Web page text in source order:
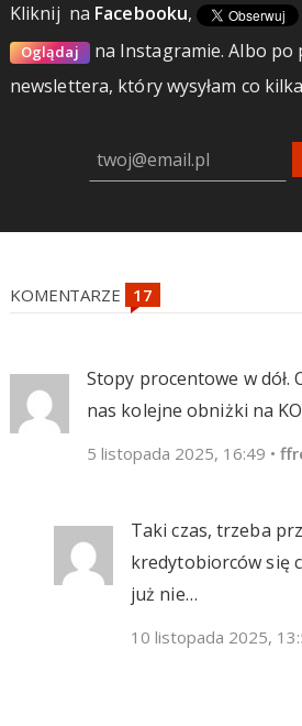
Kliknij na Facebooku,
Oglądaj na Instagramie.Albo po
newslettera, który wysyłam co
KOMENTARZE
Stopy procentowe w dół.
nas kolejne obniżki na
5 listopada 2025, 16:49 •
Taki czas, trzeba
kredytobiorców się
już nie…
10 listopada 2025,